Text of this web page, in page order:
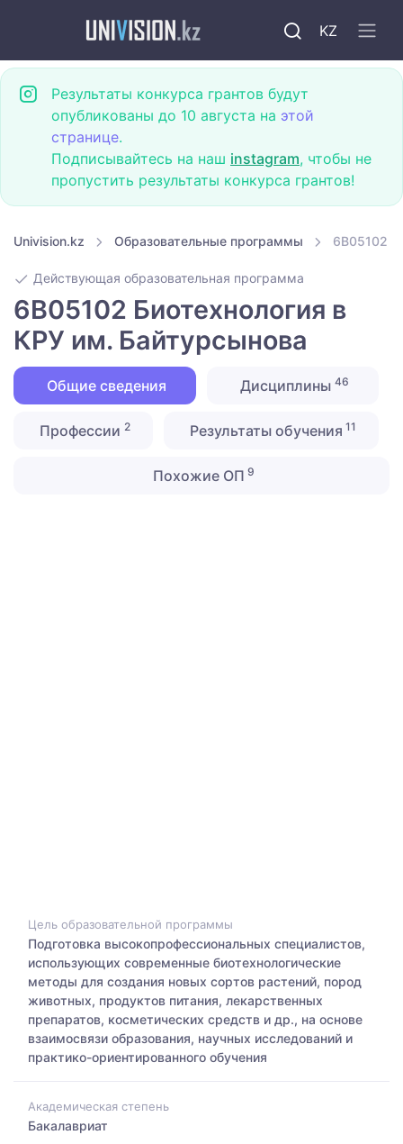
KZ
Результаты конкурса грантов будут
опубликованы до 10 августа на этой
странице.
Подписывайтесь на наш instagram, чтобы не
пропустить результаты конкурса грантов!
Univision.kz Образовательные программы 6B05102
Действующая образовательная программа
6B05102 Биотехнология в
КРУ им. Байтурсынова
Общие сведения Дисциплины 46
Профессии 2 Результаты обучения 11
Похожие ОП 9
Цель образовательной программы
Подготовка высокопрофессиональных специалистов,
использующих современные биотехнологические
методы для создания новых сортов растений, пород
животных, продуктов питания, лекарственных
препаратов, косметических средств и др., на основе
взаимосвязи образования, научных исследований и
практико-ориентированного обучения
Академическая степень
Бакалавриат